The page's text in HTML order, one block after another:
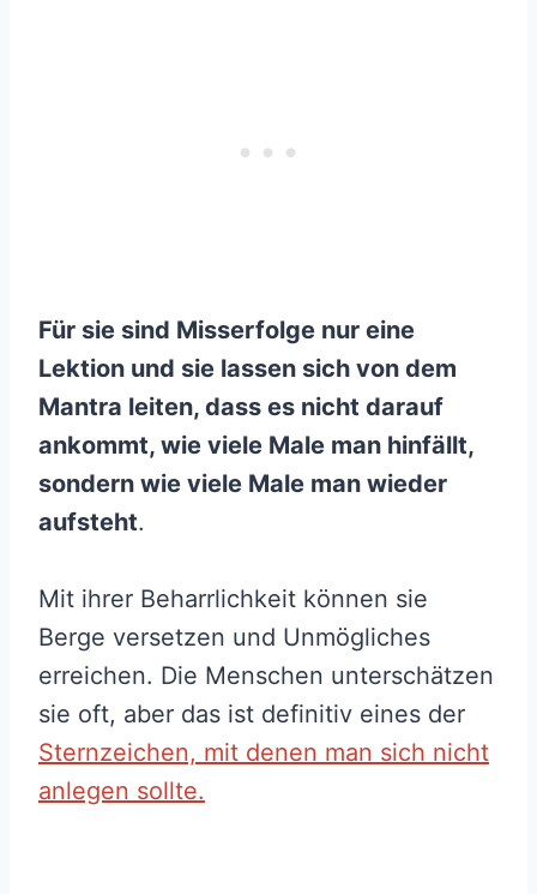
Für sie sind Misserfolge nur eine
Lektion und sie lassen sich von dem
Mantra leiten, dass es nicht darauf
ankommt, wie viele Male man hinfällt,
sondern wie viele Male man wieder
aufsteht.
Mit ihrer Beharrlichkeit können sie
Berge versetzen und Unmögliches
erreichen. Die Menschen unterschätzen
sie oft, aber das ist definitiv eines der
Sternzeichen, mit denen man sich nicht
anlegen sollte.